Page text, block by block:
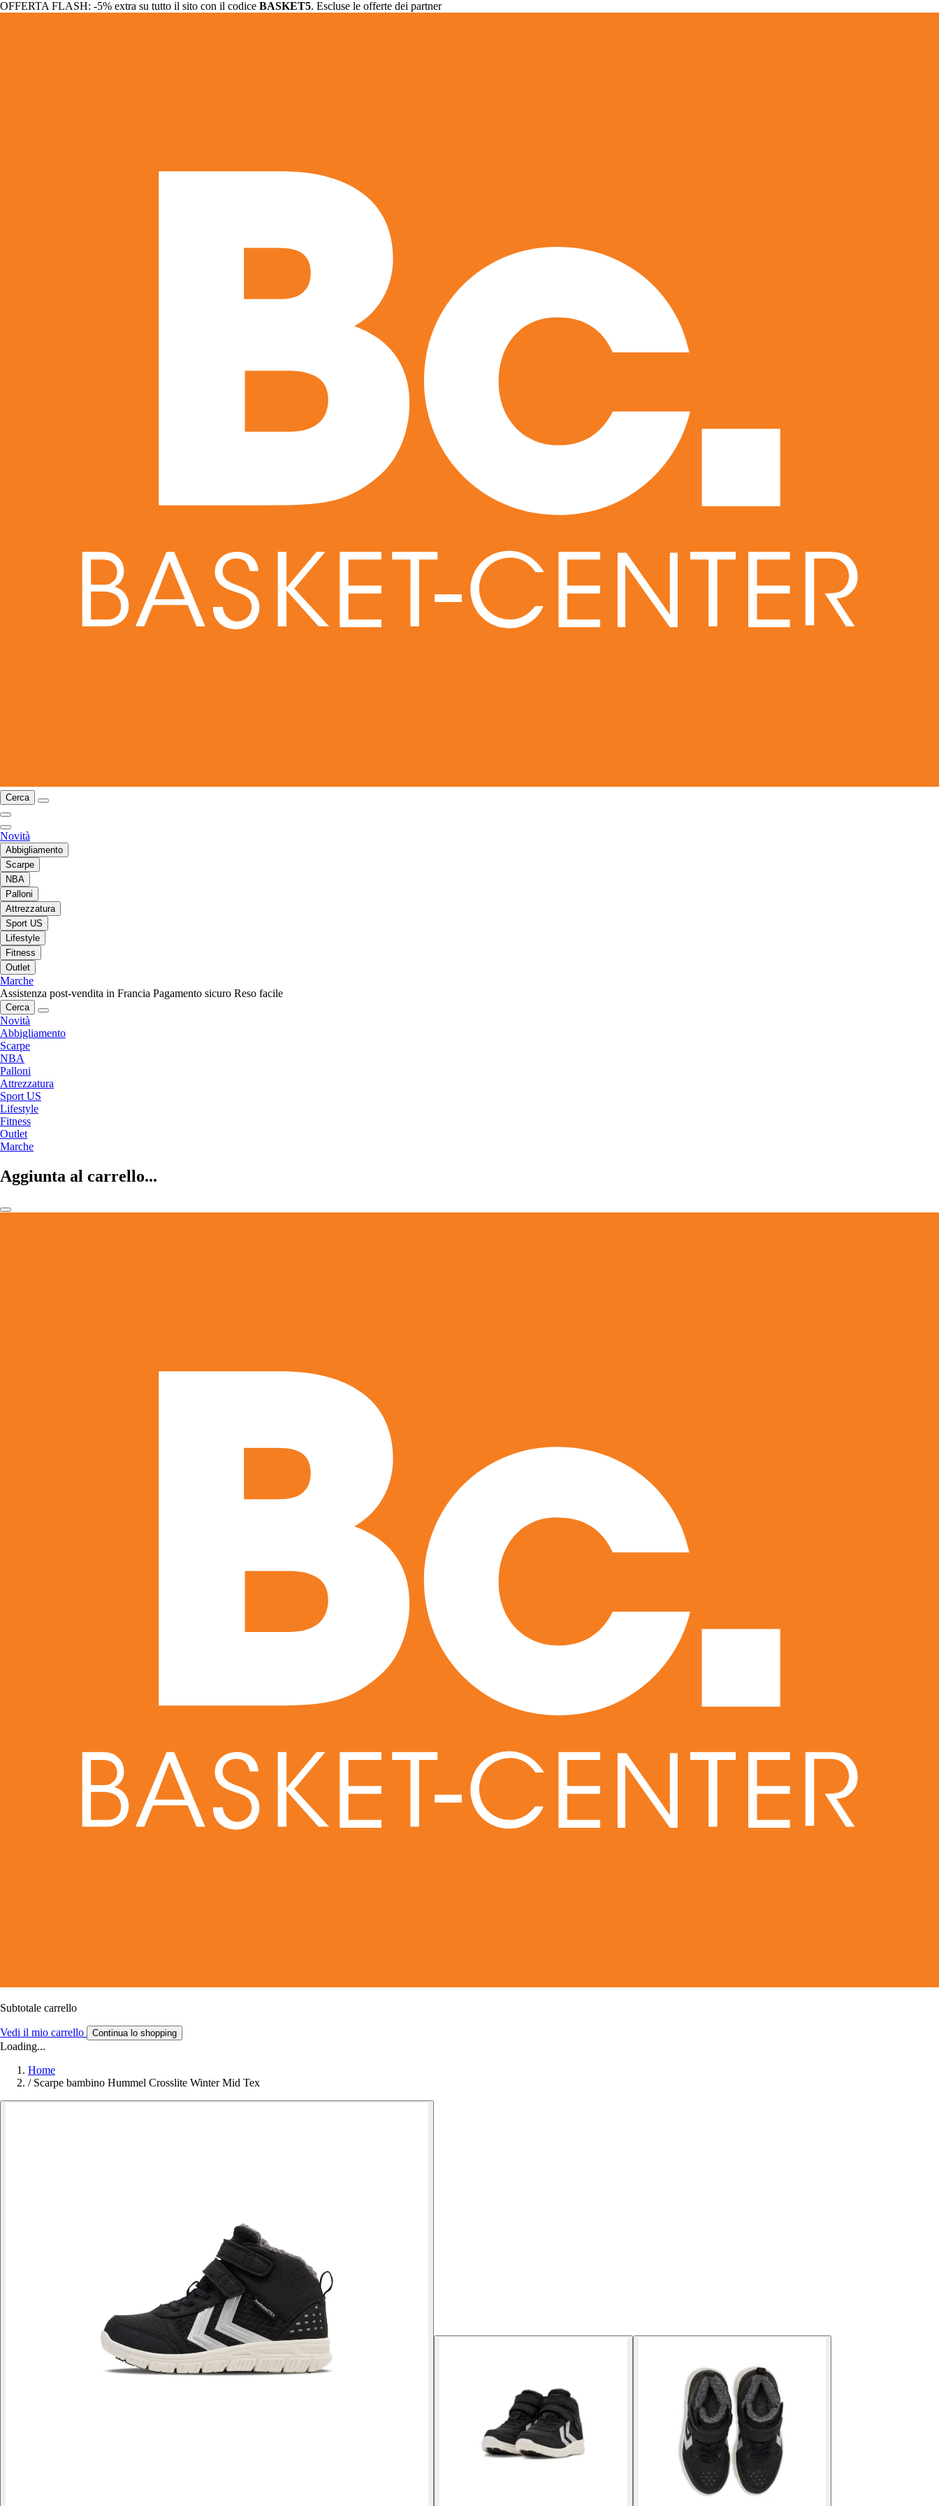
OFFERTA FLASH: -5% extra su tutto il sito con il codice BASKET5. Escluse le offerte dei partner
Cerca
Novità
Abbigliamento
Scarpe
NBA
Palloni
Attrezzatura
Sport US
Lifestyle
Fitness
Outlet
Marche
Assistenza post-vendita in Francia Pagamento sicuro Reso facile
Cerca
Novità
Abbigliamento
Scarpe
NBA
Palloni
Attrezzatura
Sport US
Lifestyle
Fitness
Outlet
Marche
Aggiunta al carrello...
Subtotale carrello
Vedi il mio carrello Continua lo shopping
Loading...
Home
/ Scarpe bambino Hummel Crosslite Winter Mid Tex